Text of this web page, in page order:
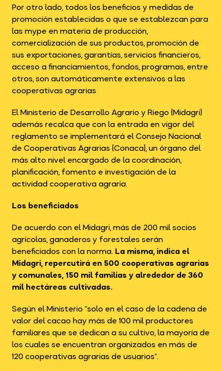
Por otro lado, todos los beneficios y medidas de
promoción establecidas o que se establezcan para
las mype en materia de producción,
comercialización de sus productos, promoción de
sus exportaciones, garantías, servicios financieros,
acceso a financiamientos, fondos, programas, entre
otros, son automáticamente extensivos a las
cooperativas agrarias
El Ministerio de Desarrollo Agrario y Riego (Midagri)
además recalca que con la entrada en vigor del
reglamento se implementará el Consejo Nacional
de Cooperativas Agrarias (Conaca), un órgano del
más alto nivel encargado de la coordinación,
planificación, fomento e investigación de la
actividad cooperativa agraria.
Los beneficiados
De acuerdo con el Midagri, más de 200 mil socios
agrícolas, ganaderos y forestales serán
beneficiados con la norma. La misma, indica el
Midagri, repercutirá en 500 cooperativas agrarias
y comunales, 150 mil familias y alrededor de 360
mil hectáreas cultivadas.
Según el Ministerio “solo en el caso de la cadena de
valor del cacao hay más de 100 mil productores
familiares que se dedican a su cultivo, la mayoría de
los cuales se encuentran organizados en más de
120 cooperativas agrarias de usuarios”.